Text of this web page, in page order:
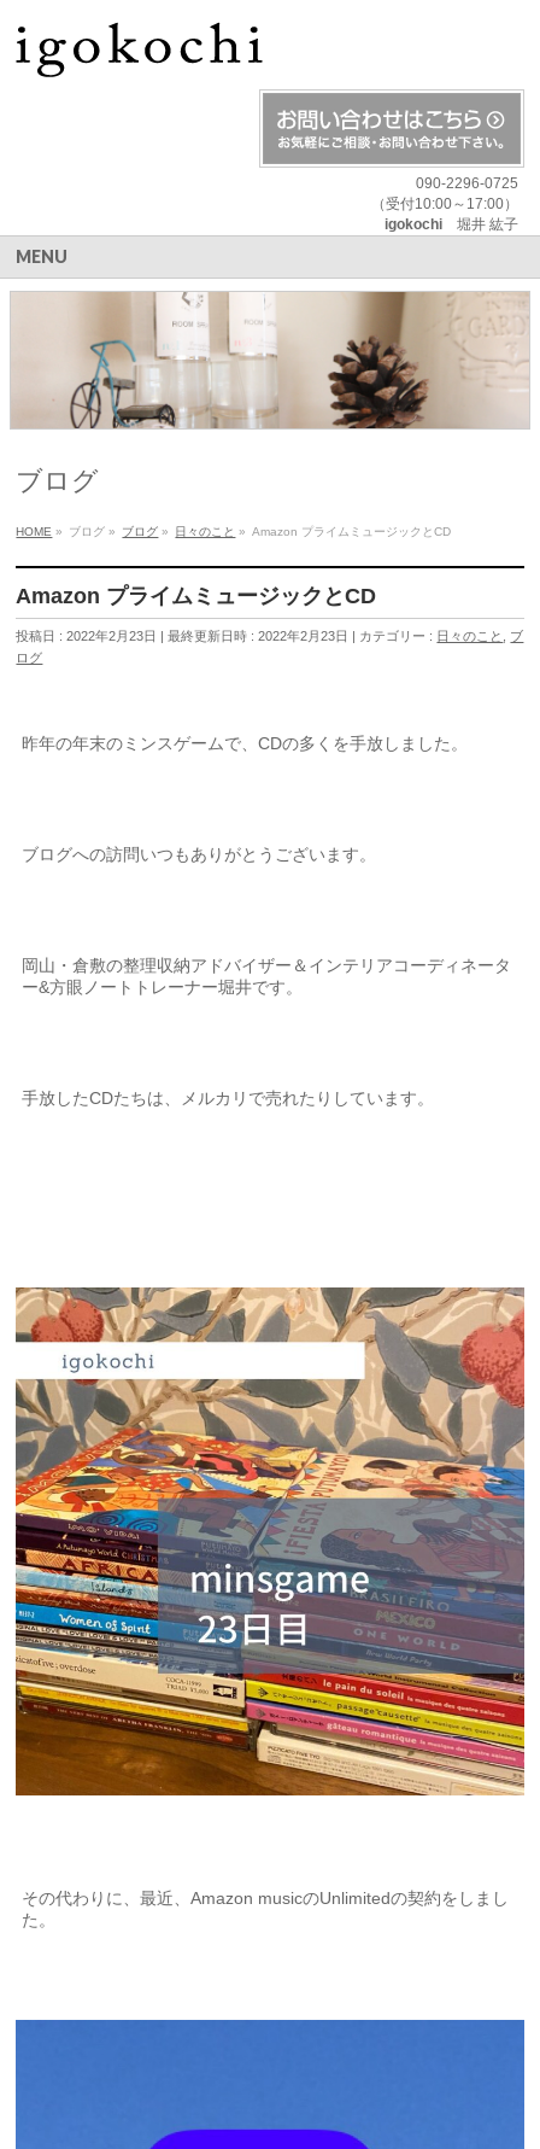
090-2296-0725
（受付10:00～17:00）
igokochi堀井 紘子
MENU
ブログ
HOME » ブログ » ブログ » 日々のこと » Amazon プライムミュージックとCD
Amazon プライムミュージックとCD
投稿日 : 2022年2月23日 最終更新日時 : 2022年2月23日 カテゴリー : 日々のこと
ブ
ログ
昨年の年末のミンスゲームで、CDの多くを手放しました。
ブログへの訪問いつもありがとうございます。
岡山・倉敷の整理収納アドバイザー＆インテリアコーディネータ
ー&方眼ノートトレーナー堀井です。
手放したCDたちは、メルカリで売れたりしています。
その代わりに、最近、Amazon musicのUnlimitedの契約をしまし
た。